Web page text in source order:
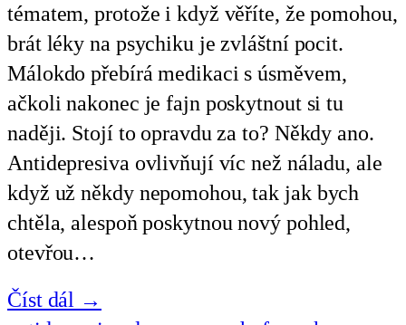
tématem, protože i když věříte, že pomohou,
brát léky na psychiku je zvláštní pocit.
Málokdo přebírá medikaci s úsměvem,
ačkoli nakonec je fajn poskytnout si tu
naději. Stojí to opravdu za to? Někdy ano.
Antidepresiva ovlivňují víc než náladu, ale
když už někdy nepomohou, tak jak bych
chtěla, alespoň poskytnou nový pohled,
otevřou…
Číst dál →